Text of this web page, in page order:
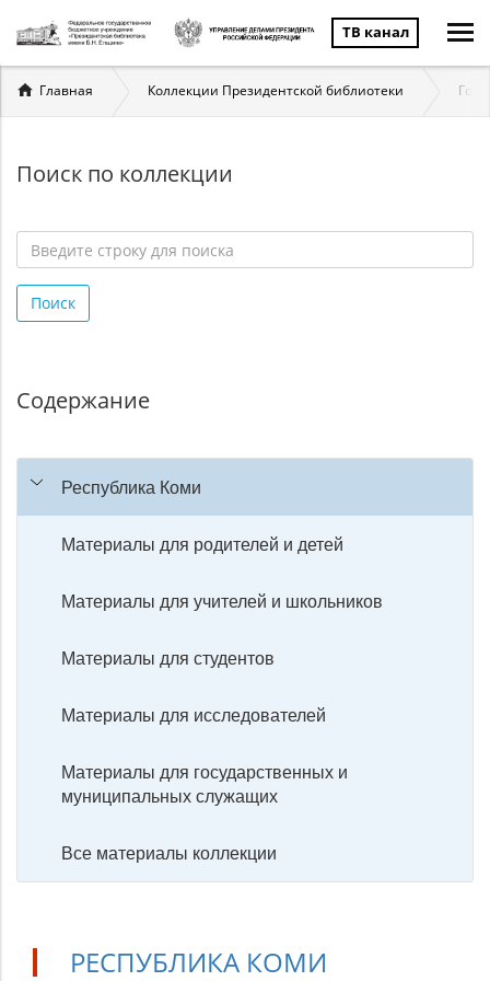
ТВ канал
Вы
здесь
Главная Коллекции Президентской библиотеки
Поиск по коллекции
строку
для
Поиск
Содержание
Республика Коми
Материалы для родителей и детей
Материалы для учителей и школьников
Материалы для студентов
Материалы для исследователей
Материалы для государственных и
муниципальных служащих
Все материалы коллекции
РЕСПУБЛИКА КОМИ